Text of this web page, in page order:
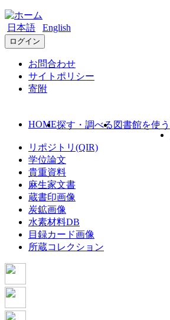
日本語 English
ログイン
お問合わせ
サイトポリシー
寄附
HOME探す・調べる 図書館を使う
リポジトリ(QIR)
学位論文
貴重資料
麻生家文書
蔵書印画像
炭鉱画像
水素材料DB
目録カード画像
所蔵コレクション